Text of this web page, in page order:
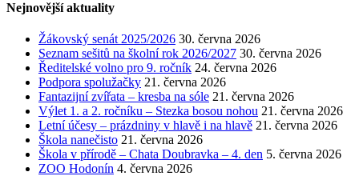
Nejnovější aktuality
Žákovský senát 2025/2026 30. června 2026
Seznam sešitů na školní rok 2026/2027 30. června 2026
Ředitelské volno pro 9. ročník 24. června 2026
Podpora spolužačky 21. června 2026
Fantazijní zvířata – kresba na sóle 21. června 2026
Výlet 1. a 2. ročníku – Stezka bosou nohou 21. června 2026
Letní účesy – prázdniny v hlavě i na hlavě 21. června 2026
Škola nanečisto 21. června 2026
Škola v přírodě – Chata Doubravka – 4. den 5. června 2026
ZOO Hodonín 4. června 2026